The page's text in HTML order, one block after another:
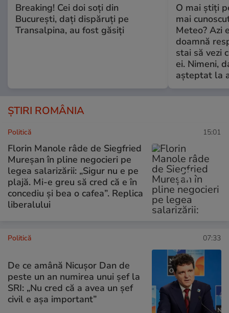
Breaking! Cei doi soți din
București, dați dispăruți pe
Transalpina, au fost găsiți
O mai știți
mai
Meteo? Azi
doamnă
stai să vezi
ei. Nimeni,
așteptat la
ȘTIRI ROMÂNIA
Politică 15:01
Florin Manole râde de Siegfried
Mureșan în pline negocieri pe
legea salarizării: „Sigur nu e pe
plajă. Mi-e greu să cred că e în
concediu și bea o cafea”. Replica
liberalului
Politică 07:33
De ce amână Nicușor Dan de
peste un an numirea unui șef la
SRI: „Nu cred că a avea un şef
civil e așa important”